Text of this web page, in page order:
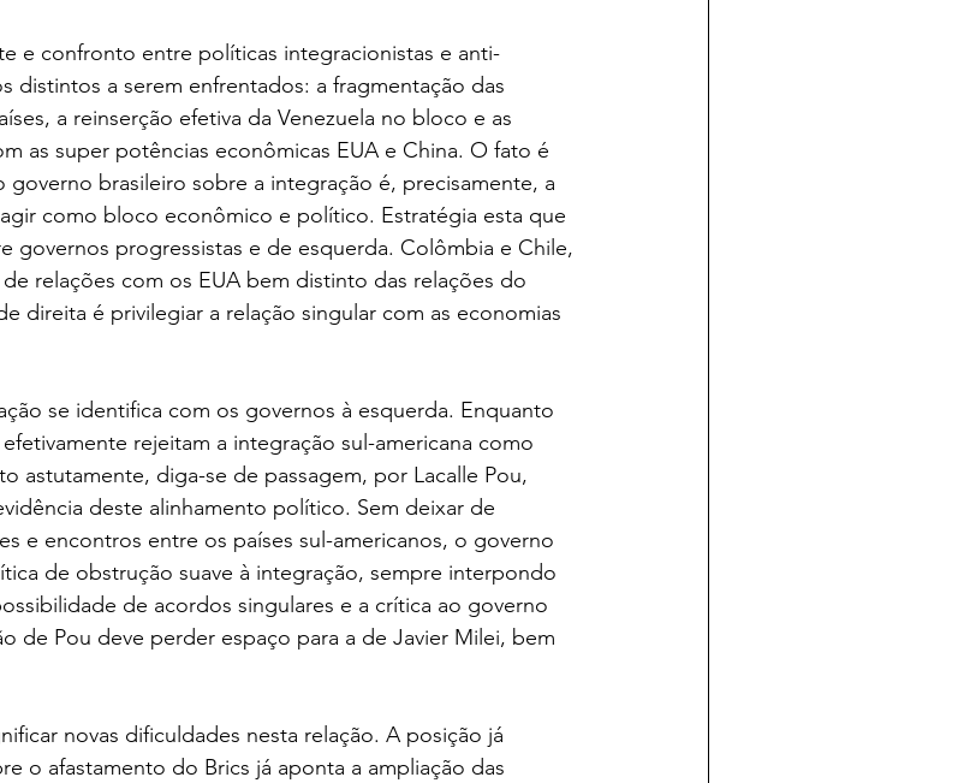
e confronto entre políticas integracionistas e anti-
distintos a serem enfrentados: a fragmentação das
a reinserção efetiva da Venezuela no bloco e as
as super potências econômicas EUA e China. O fato é
brasileiro sobre a integração é, precisamente, a
como bloco econômico e político. Estratégia esta que
governos progressistas e de esquerda. Colômbia e Chile,
relações com os EUA bem distinto das relações do
direita é privilegiar a relação singular com as economias
se identifica com os governos à esquerda. Enquanto
rejeitam a integração sul-americana como
astutamente, diga-se de passagem, por Lacalle Pou,
deste alinhamento político. Sem deixar de
e encontros entre os países sul-americanos, o governo
de obstrução suave à integração, sempre interpondo
de acordos singulares e a crítica ao governo
de Pou deve perder espaço para a de Javier Milei, bem
novas dificuldades nesta relação. A posição já
o afastamento do Brics já aponta a ampliação das